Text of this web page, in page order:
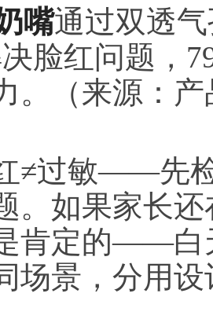
嘴通过双透
脸红问题，
。（来源：
≠过敏——先
。如果家长
肯定的——白
场景，分用